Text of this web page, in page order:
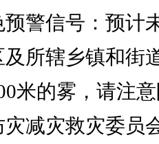
警信号：预计
所辖乡镇和街
米的雾，请注
减灾救灾委员